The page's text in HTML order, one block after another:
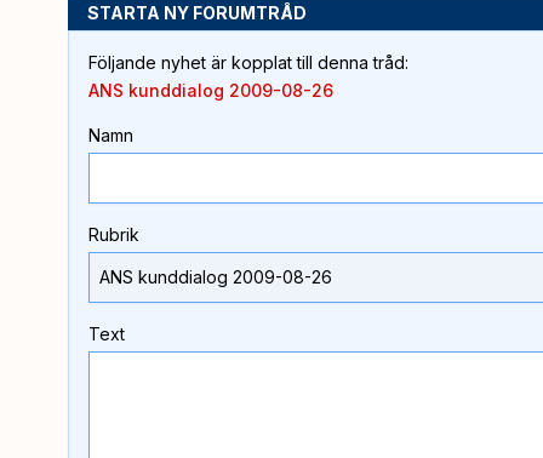
STARTA NY FORUMTRÅD
Följande nyhet är kopplat till denna tråd:
ANS kunddialog 2009-08-26
Namn
Rubrik
Text